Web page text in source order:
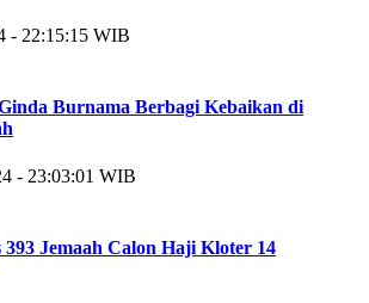
- 22:15:15 WIB
Burnama Berbagi Kebaikan di
- 23:03:01 WIB
Jemaah Calon Haji Kloter 14